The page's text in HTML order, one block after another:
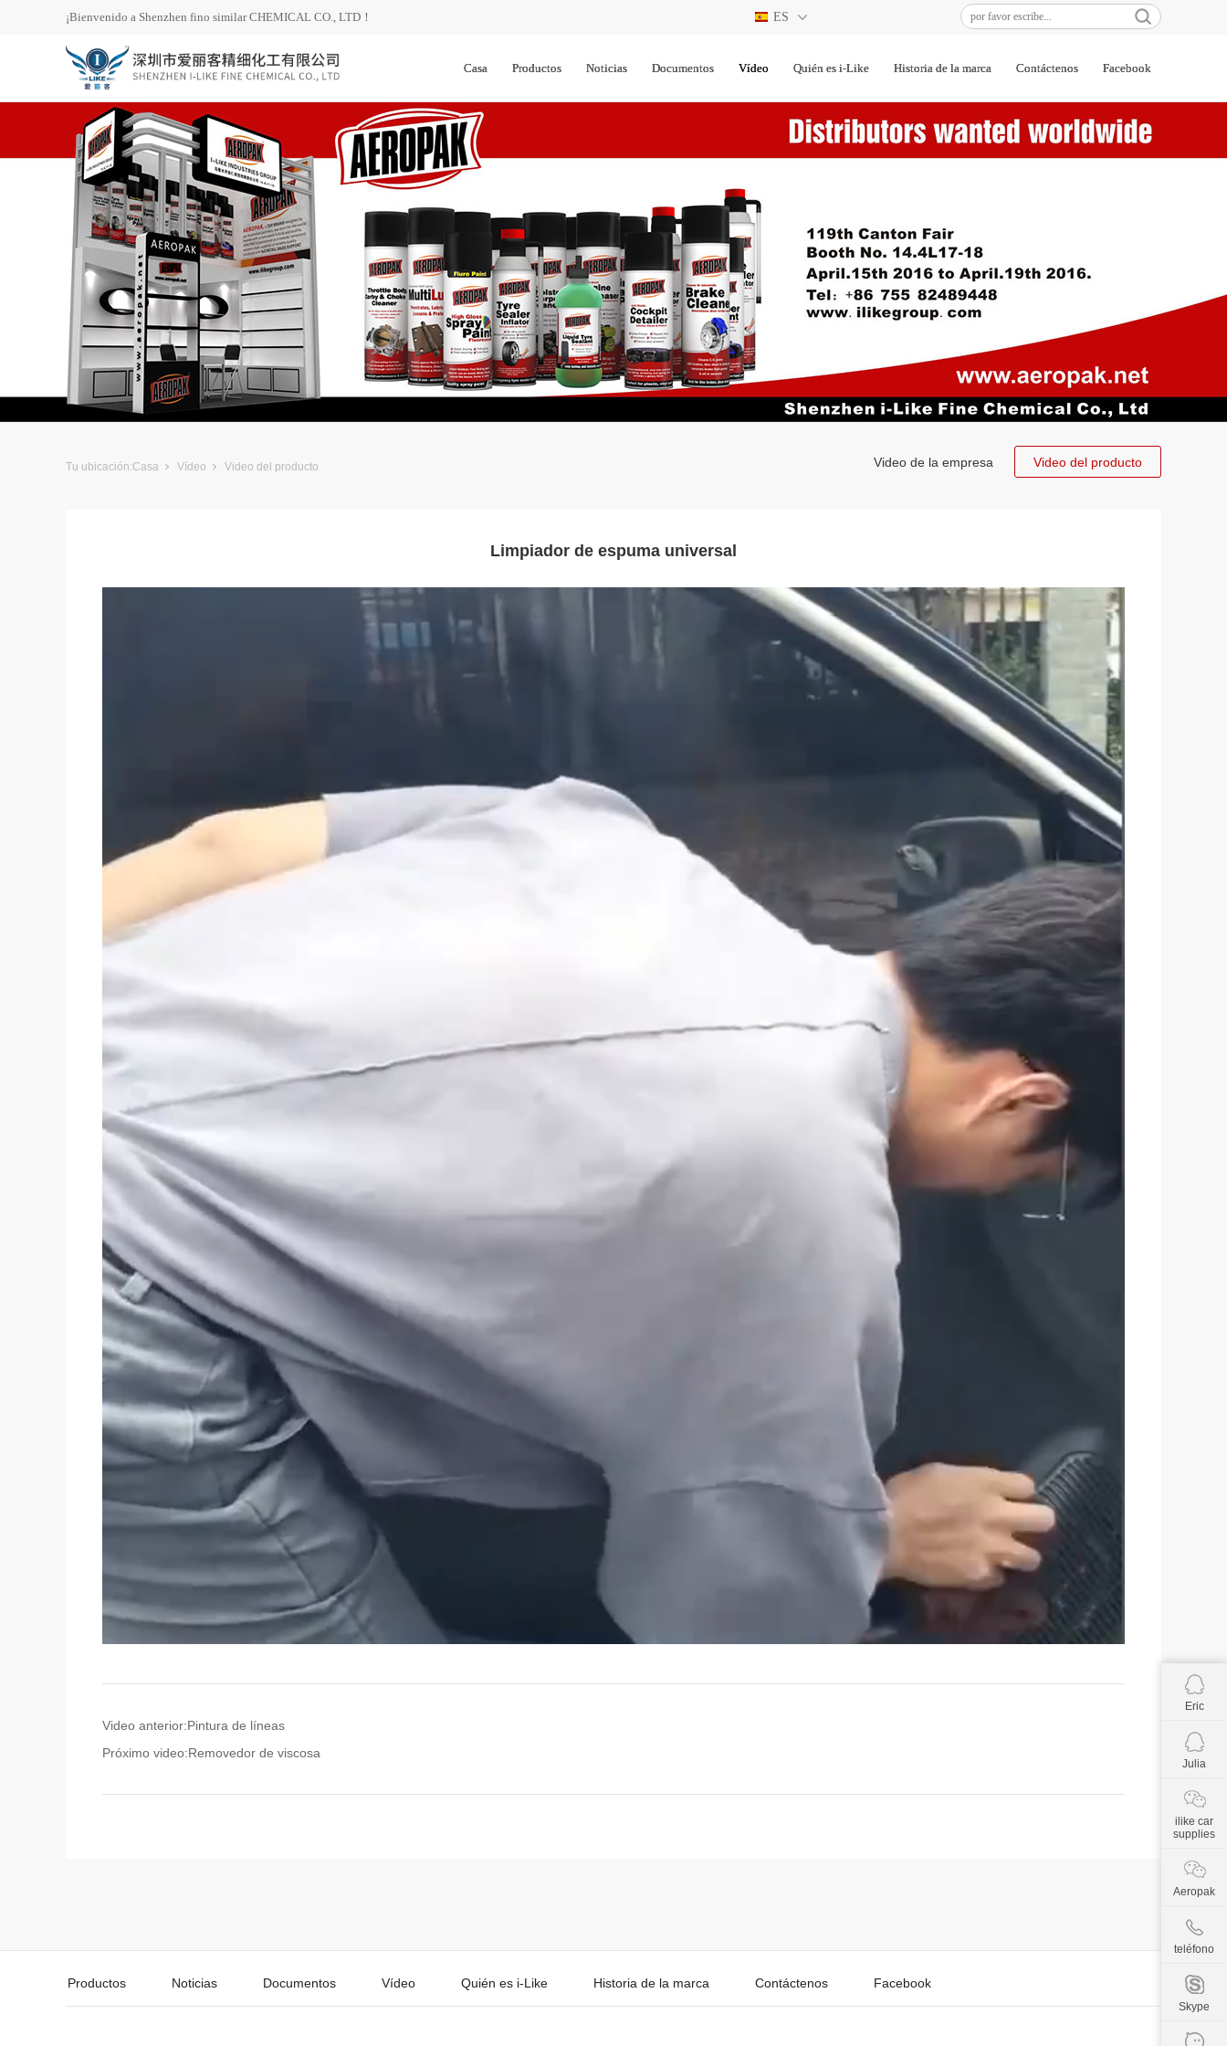
¡Bienvenido a Shenzhen fino similar CHEMICAL CO., LTD！ ES
JP
Casa Productos Noticias Documentos Vídeo Quién es i-Like Historia de la marca Contáctenos Facebook
Tu ubicación:Casa Vídeo Video del producto Video de la empresa Video del producto
Limpiador de espuma universal
Video anterior:Pintura de líneas
Próximo video:Removedor de viscosa
Productos Noticias Documentos Vídeo Quién es i-Like Historia de la marca Contáctenos Facebook
Eric
Julia
ilike car
supplies
Aeropak
teléfono
Skype